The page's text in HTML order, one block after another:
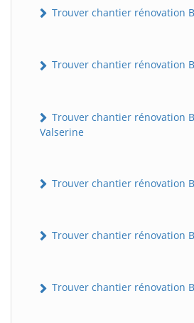
Trouver chantier rénovation
Trouver chantier rénovation
Trouver chantier rénovation
Valserine
Trouver chantier rénovation
Trouver chantier rénovation
Trouver chantier rénovation